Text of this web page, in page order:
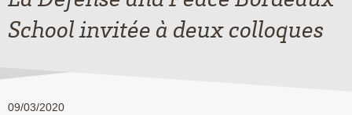
School invitée à deux colloques
09/03/2020